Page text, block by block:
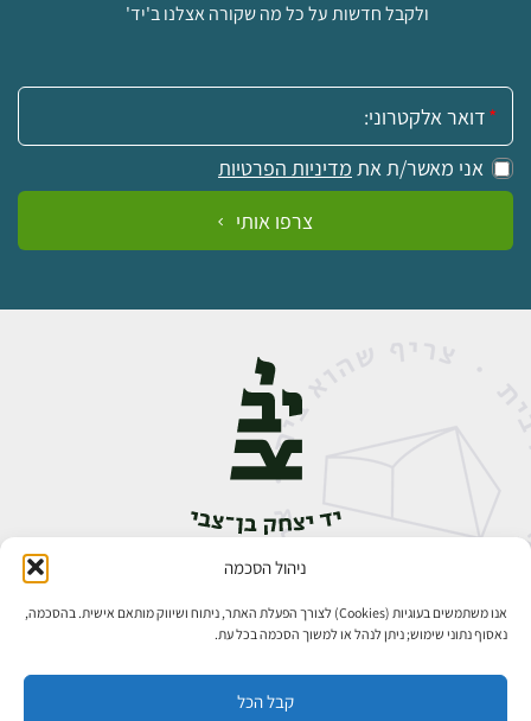
ניהול הסכמה
אנו משתמשים בעוגיות (Cookies) לצורך הפעלת האתר, ניתוח ושיווק מותאם אישית. בהסכמה,
נאסוף נתוני שימוש; ניתן לנהל או למשוך הסכמה בכל עת.
קבל הכל
ולקבל חדשות על כל מה שקורה אצלנו ב'יד'
אימייל:
אני מאשר/ת את מדיניות הפרטיות
צרפו אותי
אבן גבירול 14, רחביה, ירושלים